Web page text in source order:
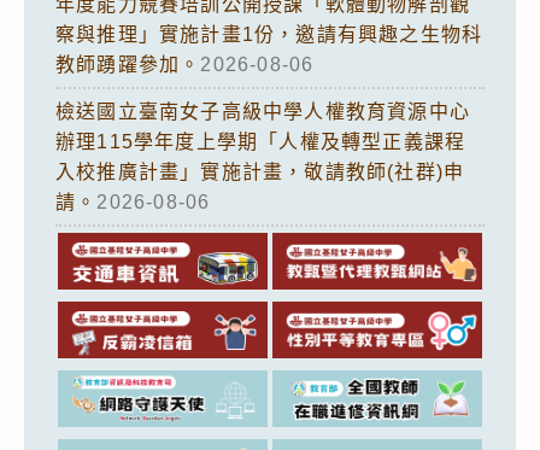
察與推理」實施計畫1份，邀請有興趣之生物科
教師踴躍參加。 2026-08-06
檢送國立臺南女子高級中學人權教育資源中心
辦理115學年度上學期「人權及轉型正義課程
入校推廣計畫」實施計畫，敬請教師(社群)申
請。 2026-08-06